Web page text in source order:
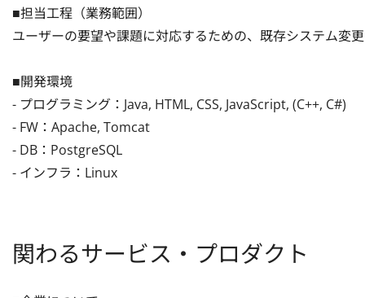
■担当工程（業務範囲）
ユーザーの要望や課題に対応するための、既存システム変
■開発環境
- プログラミング：Java, HTML, CSS, JavaScript, (C++, C#)
- FW：Apache, Tomcat
- DB：PostgreSQL
- インフラ：Linux
関わるサービス・プロダクト